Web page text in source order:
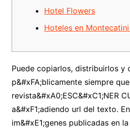
Hotel Flowers
Hoteles en
Puede copiarlos, distribuirlos y
p&#xFA;blicamente siempre
revista&#xA0;ESC&#xC1;NER
a&#xF1;adiendo url del texto.
im&#xE1;genes publicadas en